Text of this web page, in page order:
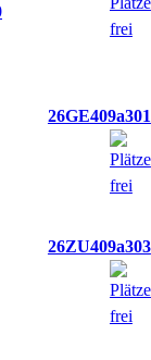
26GE409a301
26ZU409a303